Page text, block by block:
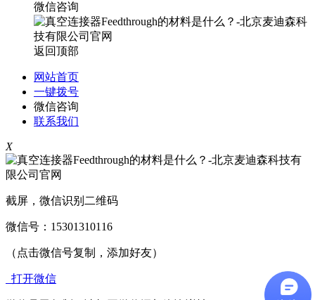
微信咨询
返回顶部
网站首页
一键拨号
微信咨询
联系我们
X
截屏，微信识别二维码
微信号： 15301310116
（点击微信号复制，添加好友）
打开微信